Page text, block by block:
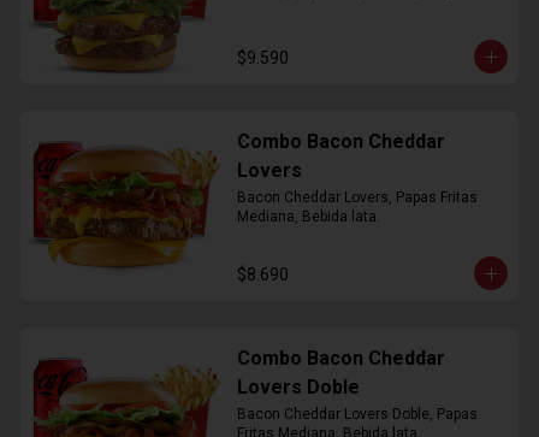
$9.590
Combo Bacon Cheddar
Lovers
Bacon Cheddar Lovers, Papas Fritas
Mediana, Bebida lata.
$8.690
Combo Bacon Cheddar
Lovers Doble
Bacon Cheddar Lovers Doble, Papas
Fritas Mediana, Bebida lata.